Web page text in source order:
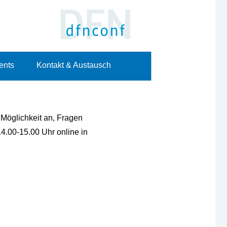
Kontakt & Austausch
an, Fragen
15.00 Uhr online in